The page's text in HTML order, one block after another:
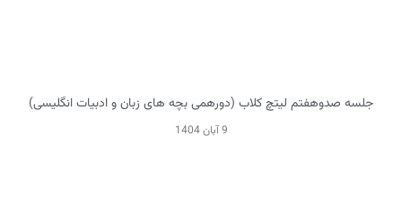
جلسه صدوهفتم لیتچ کلاب (دورهمی بچه های زبان و ادبیات انگلیسی)
9 آبان 1404